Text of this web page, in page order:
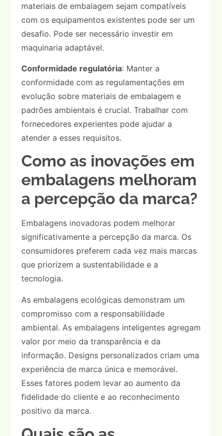
materiais de embalagem sejam compatíveis
com os equipamentos existentes pode ser um
desafio. Pode ser necessário investir em
maquinaria adaptável.
Conformidade regulatória: Manter a
conformidade com as regulamentações em
evolução sobre materiais de embalagem e
padrões ambientais é crucial. Trabalhar com
fornecedores experientes pode ajudar a
atender a esses requisitos.
Como as inovações em
embalagens melhoram
a percepção da marca?
Embalagens inovadoras podem melhorar
significativamente a percepção da marca. Os
consumidores preferem cada vez mais marcas
que priorizem a sustentabilidade e a
tecnologia.
As embalagens ecológicas demonstram um
compromisso com a responsabilidade
ambiental. As embalagens inteligentes agregam
valor por meio da transparência e da
informação. Designs personalizados criam uma
experiência de marca única e memorável.
Esses fatores podem levar ao aumento da
fidelidade do cliente e ao reconhecimento
positivo da marca.